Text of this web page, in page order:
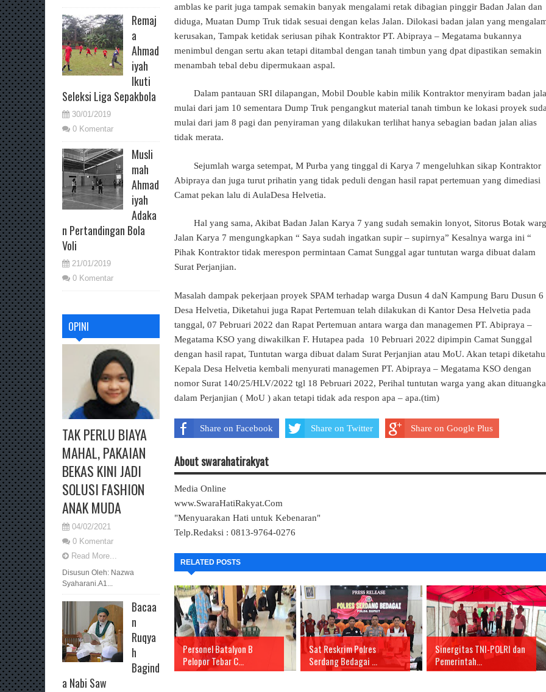
Remaj
a
Ahmad
iyah
Ikuti
Seleksi Liga Sepakbola
30/01/2019
0 Komentar
Musli
mah
Ahmad
iyah
Adaka
n Pertandingan Bola
Voli
21/01/2019
0 Komentar
OPINI
TAK PERLU BIAYA
MAHAL, PAKAIAN
BEKAS KINI JADI
SOLUSI FASHION
ANAK MUDA
04/02/2021
0 Komentar
Read More...
Disusun Oleh: Nazwa
Syaharani.A1...
Bacaa
n
Ruqya
h
Bagind
a Nabi Saw
amblas ke parit juga tampak semakin banyak mengalami retak dibagian pinggir Badan Jalan dan
diduga, Muatan Dump Truk tidak sesuai dengan kelas Jalan. Dilokasi badan jalan yang
kerusakan, Tampak ketidak seriusan pihak Kontraktor PT. Abipraya – Megatama bukannya
menimbul dengan sertu akan tetapi ditambal dengan tanah timbun yang dpat dipastikan semakin
menambah tebal debu dipermukaan aspal.
Dalam pantauan SRI dilapangan, Mobil Double kabin milik Kontraktor menyiram badan
mulai dari jam 10 sementara Dump Truk pengangkut material tanah timbun ke lokasi proyek
mulai dari jam 8 pagi dan penyiraman yang dilakukan terlihat hanya sebagian badan jalan alias
tidak merata.
Sejumlah warga setempat, M Purba yang tinggal di Karya 7 mengeluhkan sikap Kontraktor
Abipraya dan juga turut prihatin yang tidak peduli dengan hasil rapat pertemuan yang dimediasi
Camat pekan lalu di AulaDesa Helvetia.
Hal yang sama, Akibat Badan Jalan Karya 7 yang sudah semakin lonyot, Sitorus Botak
Jalan Karya 7 mengungkapkan “ Saya sudah ingatkan supir – supirnya” Kesalnya warga ini “
Pihak Kontraktor tidak merespon permintaan Camat Sunggal agar tuntutan warga dibuat dalam
Surat Perjanjian.
Masalah dampak pekerjaan proyek SPAM terhadap warga Dusun 4 daN Kampung Baru Dusun 6
Desa Helvetia, Diketahui juga Rapat Pertemuan telah dilakukan di Kantor Desa Helvetia pada
tanggal, 07 Pebruari 2022 dan Rapat Pertemuan antara warga dan managemen PT. Abipraya –
Megatama KSO yang diwakilkan F. Hutapea pada 10 Pebruari 2022 dipimpin Camat Sunggal
dengan hasil rapat, Tuntutan warga dibuat dalam Surat Perjanjian atau MoU. Akan tetapi
Kepala Desa Helvetia kembali menyurati managemen PT. Abipraya – Megatama KSO dengan
nomor Surat 140/25/HLV/2022 tgl 18 Pebruari 2022, Perihal tuntutan warga yang akan
dalam Perjanjian ( MoU ) akan tetapi tidak ada respon apa – apa.(tim)
Share on Facebook Share on Twitter Share on Google Plus
About swarahatirakyat
Media Online
www.SwaraHatiRakyat.Com
"Menyuarakan Hati untuk Kebenaran"
Telp.Redaksi : 0813-9764-0276
RELATED POSTS
Personel Batalyon B
Pelopor Tebar C...
Sat Reskrim Polres
Serdang Bedagai ...
Sinergitas TNI-POLRI dan
Pemerintah...